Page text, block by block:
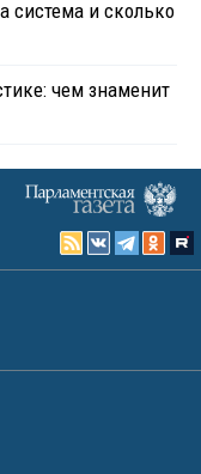
система и сколько
чем знаменит